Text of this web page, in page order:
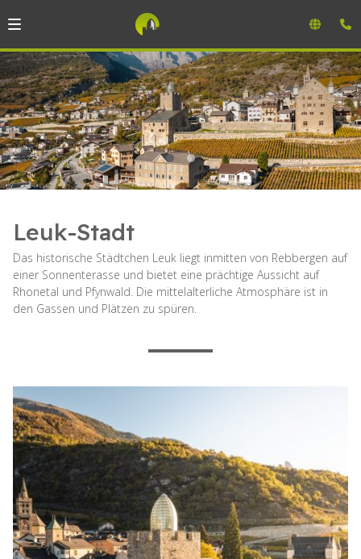
Leuk-Stadt
Das historische Städtchen Leuk liegt inmitten von Rebbergen auf
einer Sonnenterasse und bietet eine prächtige Aussicht auf
Rhonetal und Pfynwald. Die mittelalterliche Atmosphäre ist in
den Gassen und Plätzen zu spüren.